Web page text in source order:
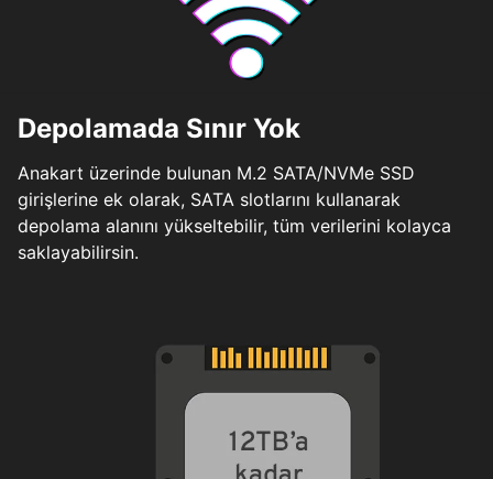
Depolamada Sınır Yok
Anakart üzerinde bulunan M.2 SATA/NVMe SSD
girişlerine ek olarak, SATA slotlarını kullanarak
depolama alanını yükseltebilir, tüm verilerini kolayca
saklayabilirsin.